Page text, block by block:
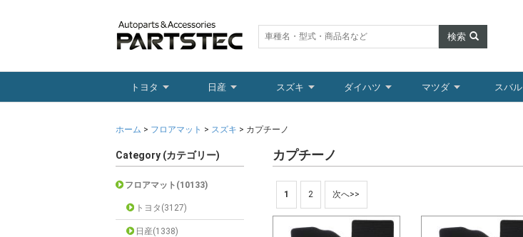
検索
トヨタ 日産 スズキ ダイハツ マツダ スバル
ホーム > フロアマット > スズキ > カプチーノ
Category (カテゴリー)
フロアマット(10133)
トヨタ(3127)
日産(1338)
カプチーノ
1 2 次へ>>